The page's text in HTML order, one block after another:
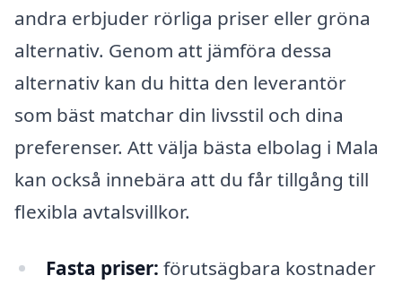
andra erbjuder rörliga priser eller gröna
alternativ. Genom att jämföra dessa
alternativ kan du hitta den leverantör
som bäst matchar din livsstil och dina
preferenser. Att välja bästa elbolag i Mala
kan också innebära att du får tillgång till
flexibla avtalsvillkor.
Fasta priser: förutsägbara kostnader